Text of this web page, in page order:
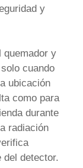
y
quemador y
cuando
ubicación
como para
durante
radiación
del detector.